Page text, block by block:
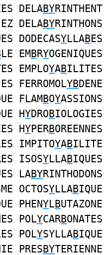
DELABYRINTHENT
DELABYRINTHONS
DODECASYLLABES
LE EMBRYOGENIQUES
EMPLOYABILITES
FERROMOLYBDENE
FLAMBOYASSIONS
HYDROBIOLOGIES
HYPERBOREENNES
IMPITOYABILITE
ISOSYLLABIQUES
LABYRINTHODONS
OCTOSYLLABIQUE
PHENYLBUTAZONE
POLYCARBONATES
POLYSYLLABIQUE
PRESBYTERIENNE